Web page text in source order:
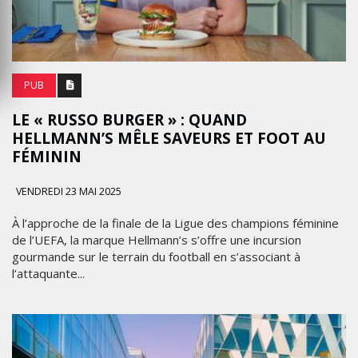
PUB
LE « RUSSO BURGER » : QUAND
HELLMANN’S MÊLE SAVEURS ET FOOT AU
FÉMININ
VENDREDI 23 MAI 2025
À l’approche de la finale de la Ligue des champions féminine
de l’UEFA, la marque Hellmann’s s’offre une incursion
gourmande sur le terrain du football en s’associant à
l’attaquante...